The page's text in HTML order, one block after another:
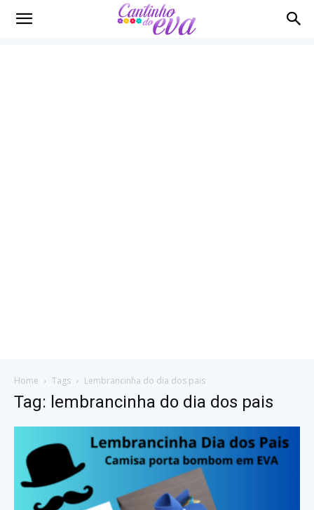
Cantinho
Home Tags Lembrancinha do dia dos pais
Tag: lembrancinha do dia dos pais